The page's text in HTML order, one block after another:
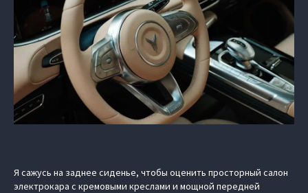
Я сажусь на заднее сиденье, чтобы оценить просторный салон
электрокара с кремовыми креслами и мощной передней